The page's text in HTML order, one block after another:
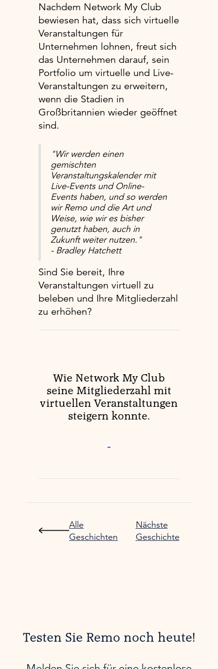
Nachdem Network My Club
bewiesen hat, dass sich virtuelle
Veranstaltungen für
Unternehmen lohnen, freut sich
das Unternehmen darauf, sein
Portfolio um virtuelle und Live-
Veranstaltungen zu erweitern,
wenn die Stadien in
Großbritannien wieder geöffnet
sind.
"Wir werden einen
gemischten
Veranstaltungskalender mit
Live-Events und Online-
Events haben, und so werden
wir Remo und die Art und
Weise, wie wir es bisher
genutzt haben, auch in
Zukunft weiter nutzen."
- Bradley Hatchett
Sind Sie bereit, Ihre
Veranstaltungen virtuell zu
beleben und Ihre Mitgliederzahl
zu erhöhen?
Wie Network My Club
seine Mitgliederzahl mit
virtuellen Veranstaltungen
steigern konnte.
-
Alle
Geschichten
Nächste
Geschichte
Testen Sie Remo noch heute!